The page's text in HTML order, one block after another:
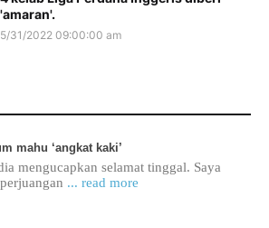
'amaran'.
5/31/2022 09:00:00 am
mahu ‘angkat kaki’
mengucapkan selamat tinggal. Saya
... read more